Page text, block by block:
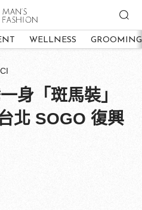
WELLNESS GROOMING
身「斑馬裝」
北 SOGO 復興